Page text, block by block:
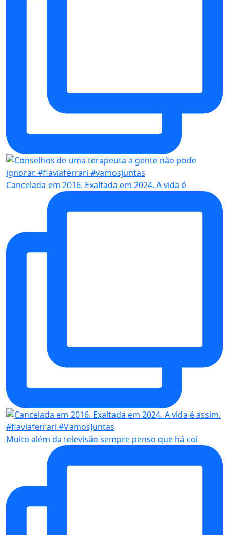
Cancelada em 2016. Exaltada em 2024. A vida é
Muito além da televisão sempre penso que há coi